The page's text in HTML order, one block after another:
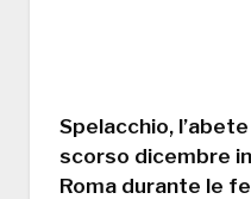
Spelacchio,
scorso dicembre
Roma durante le